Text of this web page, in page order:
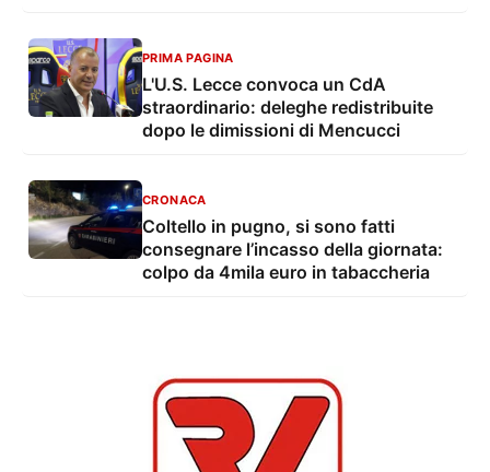
PRIMA PAGINA
L'U.S. Lecce convoca un CdA
straordinario: deleghe redistribuite
dopo le dimissioni di Mencucci
CRONACA
Coltello in pugno, si sono fatti
consegnare l’incasso della giornata:
colpo da 4mila euro in tabaccheria